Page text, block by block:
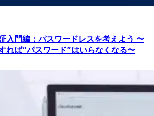
入門編：パスワードレスを考えよう 〜
れば“パスワード”はいらなくなる〜